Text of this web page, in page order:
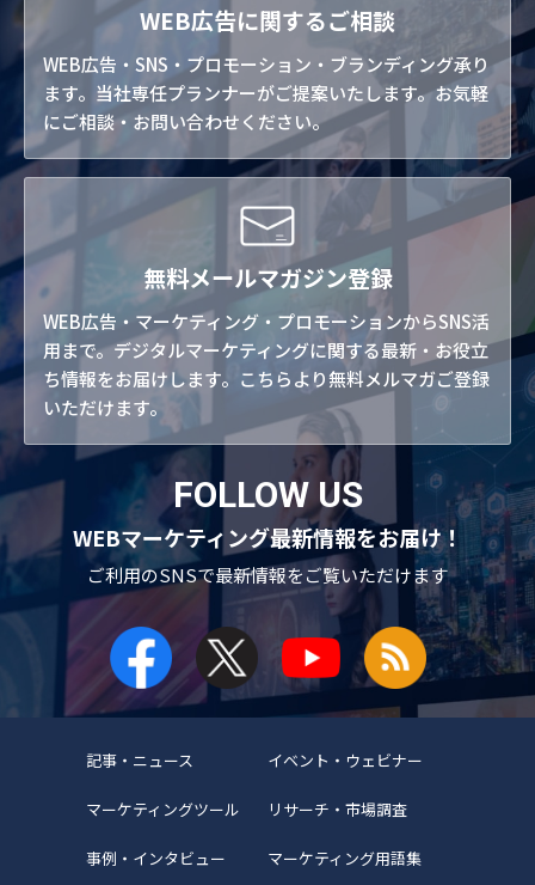
WEB広告に関するご相談
WEB広告・SNS・プロモーション・ブランディング承り
ます。当社専任プランナーがご提案いたします。お気軽
にご相談・お問い合わせください。
無料メールマガジン登録
WEB広告・マーケティング・プロモーションからSNS活
用まで。デジタルマーケティングに関する最新・お役立
ち情報をお届けします。こちらより無料メルマガご登録
いただけます。
FOLLOW US
WEBマーケティング最新情報をお届け！
ご利用のSNSで最新情報をご覧いただけます
記事・ニュース イベント・ウェビナー
マーケティングツール リサーチ・市場調査
事例・インタビュー マーケティング用語集